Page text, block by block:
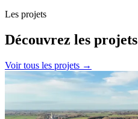
Les projets
Découvrez les projets
Voir tous les projets →